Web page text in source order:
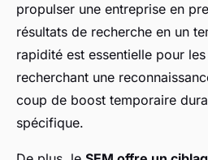
propulser une entreprise en
résultats de recherche en un
rapidité est essentielle pour
recherchant une
coup de boost temporaire
spécifique.